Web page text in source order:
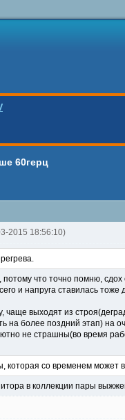
60герц
2015 18:56:10)
потому что точно помню,
и напруга ставилась
чаще выходят из
на более поздний этап) на
не страшны(во время
которая со временем может
в коллекции пары